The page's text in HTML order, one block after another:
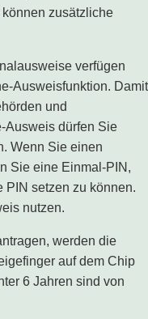
zusätzliche
verfügen
Ausweisfunktion. Damit
und
Ausweis dürfen Sie
Wenn Sie einen
Sie eine Einmal-PIN,
PIN setzen zu können.
nutzen.
werden die
auf dem Chip
6 Jahren sind von